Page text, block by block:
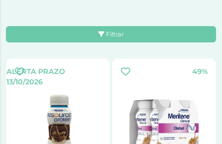
Filtrar
ALERTA PRAZO
13/10/2026
49%